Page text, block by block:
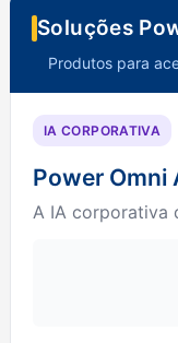
Soluções
Produtos para
IA CORPORATIVA
Power Omni
A IA corporativa